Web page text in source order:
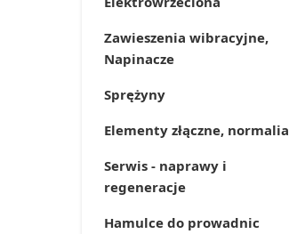
Zawieszenia wibracyjne,
Napinacze
Sprężyny
Elementy złączne, normalia
Serwis - naprawy i
regeneracje
Hamulce do prowadnic